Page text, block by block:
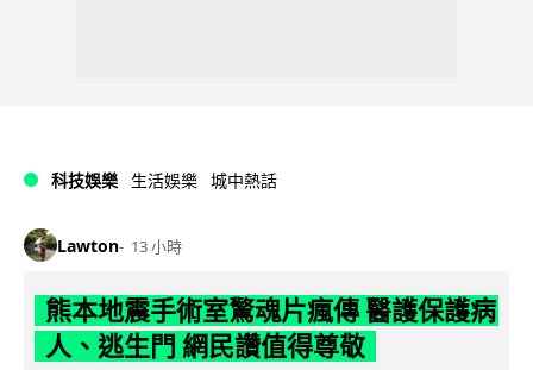
科技娛樂 生活娛樂 城中熱話
Lawton 13 小時
熊本地震手術室驚魂片瘋傳 醫護保護病
人、逃生門 網民讚值得尊敬